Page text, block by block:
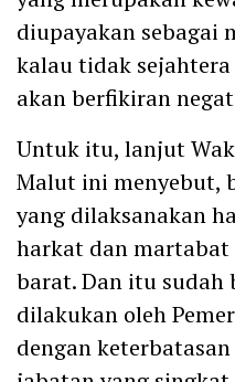
diupayakan sebagai
kalau tidak
akan berfikiran
Untuk itu, lanjut
Malut ini menyebut,
yang dilaksanakan
harkat dan
barat. Dan itu sudah
dilakukan oleh
dengan